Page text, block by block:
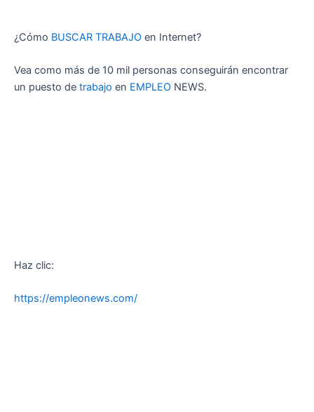
¿Cómo BUSCAR TRABAJO en Internet?
Vea como más de 10 mil personas conseguirán encontrar
un puesto de trabajo en EMPLEO NEWS.
Haz clic:
https://empleonews.com/